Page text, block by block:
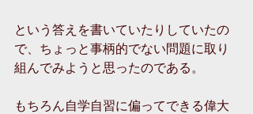
という答えを書いていたりしていたの
で、ちょっと事柄的でない問題に取り
組んでみようと思ったのである。
もちろん自学自習に偏ってできる偉大